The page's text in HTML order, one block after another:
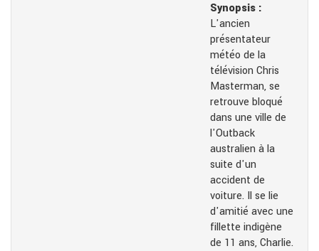
Synopsis :
L'ancien
présentateur
météo de la
télévision Chris
Masterman, se
retrouve bloqué
dans une ville de
l'Outback
australien à la
suite d'un
accident de
voiture. Il se lie
d'amitié avec une
fillette indigène
de 11 ans, Charlie.